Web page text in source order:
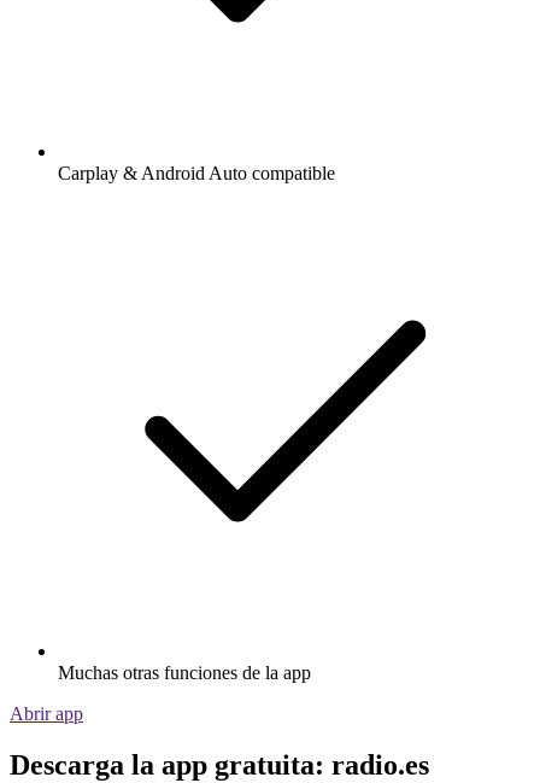
Carplay & Android Auto compatible
Muchas otras funciones de la app
Abrir app
Descarga la app gratuita: radio.es